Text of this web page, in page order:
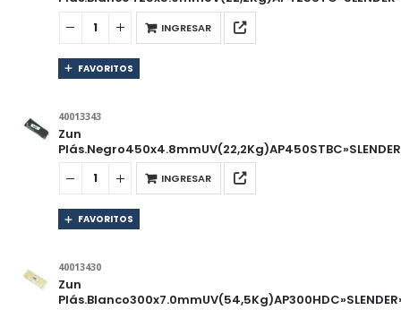
INGRESAR
FAVORITOS
40013343
Zun
INGRESAR
FAVORITOS
40013430
Zun